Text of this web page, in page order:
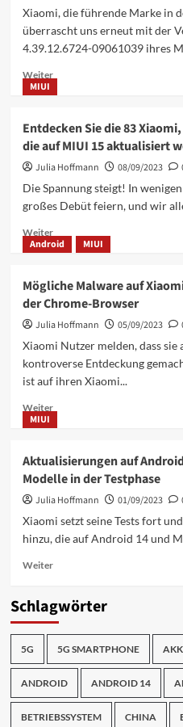
Xiaomi
12X,
Xiaomi
10S
F3
Kein
Android
Xiaomi, die führende Marke in
überrascht uns erneut mit der
4.39.12.6724-09061039 ihres
WeiterMehr
präsentiert
die
neue
des
MIUI
MIUI
Entdecken Sie die 83
die auf MIUI 15 aktualisiert
Julia Hoffmann 08/09/2023
Die Spannung steigt! In
großes Debüt feiern, und wir
WeiterMehr
Informationen
Sie
die
83
Redmi
und
POCO
die
auf
15
aktualisiert
Android MIUI
Mögliche Malware auf
der Chrome-Browser
Julia Hoffmann 05/09/2023
Xiaomi Nutzer melden, dass
kontroverse Entdeckung
ist auf ihren Xiaomi...
WeiterMehr
Malware
auf
Xiaomi
Mintnav
und
MIUI
Aktualisierungen auf
Modelle in der Testphase
Julia Hoffmann 01/09/2023
Xiaomi setzt seine Tests fort
hinzu, die auf Android 14 und
WeiterMehr
Aktualisierungen
auf
14
und
MIUI
15:
Neue
Schlagwörter
5G 5G SMARTPHONE
ANDROID ANDROID 14
BETRIEBSSYSTEM CHINA